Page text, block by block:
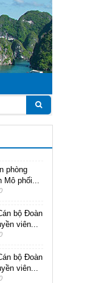
BIÊN GIỚI QUỐC GIA"
phòng
Mô phối...
bộ Đoàn
viên...
bộ Đoàn
viên...